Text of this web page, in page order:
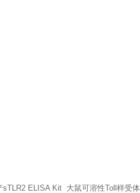
ELISA Kit 大鼠可溶性Toll样受